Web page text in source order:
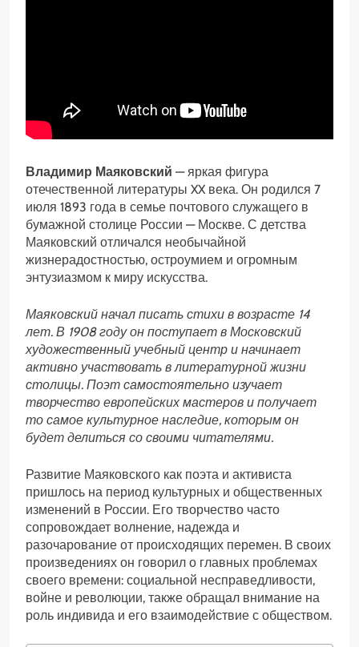
Владимир Маяковский — яркая фигура
отечественной литературы XX века. Он родился 7
июля 1893 года в семье почтового служащего в
бумажной столице России — Москве. С детства
Маяковский отличался необычайной
жизнерадостностью, остроумием и огромным
энтузиазмом к миру искусства.
Маяковский начал писать стихи в возрасте 14
лет. В 1908 году он поступает в Московский
художественный учебный центр и начинает
активно участвовать в литературной жизни
столицы. Поэт самостоятельно изучает
творчество европейских мастеров и получает
то самое культурное наследие, которым он
будет делиться со своими читателями.
Развитие Маяковского как поэта и активиста
пришлось на период культурных и общественных
изменений в России. Его творчество часто
сопровождает волнение, надежда и
разочарование от происходящих перемен. В своих
произведениях он говорил о главных проблемах
своего времени: социальной несправедливости,
войне и революции, также обращал внимание на
роль индивида и его взаимодействие с обществом.